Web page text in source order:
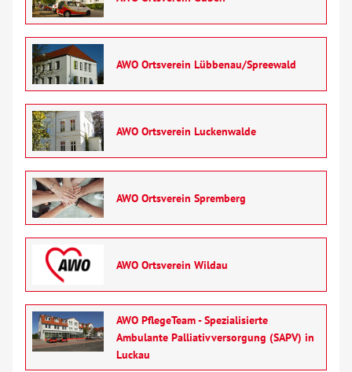
AWO Ortsverein Lübbenau/Spreewald
AWO Ortsverein Luckenwalde
AWO Ortsverein Spremberg
AWO Ortsverein Wildau
AWO PflegeTeam - Spezialisierte
Ambulante Palliativversorgung (SAPV) in
Luckau